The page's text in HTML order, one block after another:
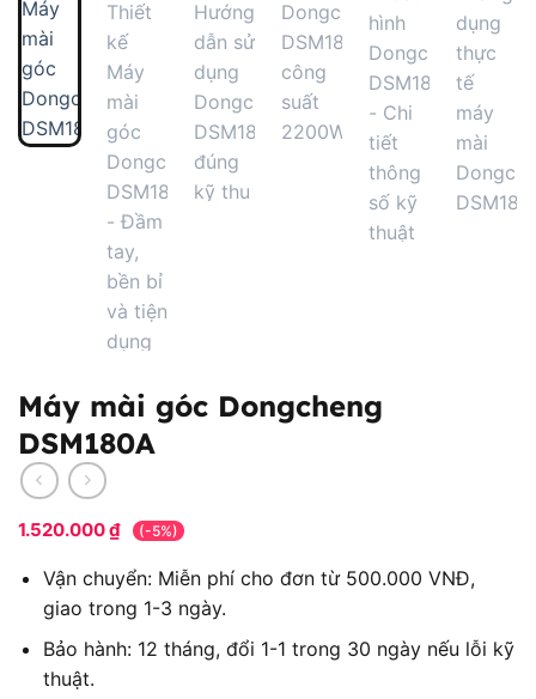
Máy mài góc Dongcheng
DSM180A
1.520.000₫ (-5%)
Vận chuyển: Miễn phí cho đơn từ 500.000 VNĐ,
giao trong 1-3 ngày.
Bảo hành: 12 tháng, đổi 1-1 trong 30 ngày nếu lỗi kỹ
thuật.